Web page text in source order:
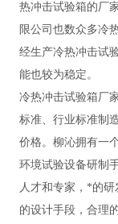
热冲击试验箱的厂
限公司也数众多冷
经生产冷热冲击试
能也较为稳定。
冷热冲击试验箱厂
标准、行业标准制
价格。柳沁拥有一
环境试验设备研制
人才和专家，*的
的设计手段，合理